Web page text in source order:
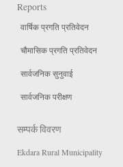
Reports
वार्षिक प्रगति प्रतिवेदन
चौमासिक प्रगति प्रतिवेदन
सार्वजनिक सुनुवाई
सार्वजनिक परीक्षण
सम्पर्क विवरण
Ekdara Rural Municipality